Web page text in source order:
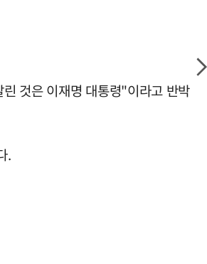
것은 이재명 대통령"이라고 반박
.